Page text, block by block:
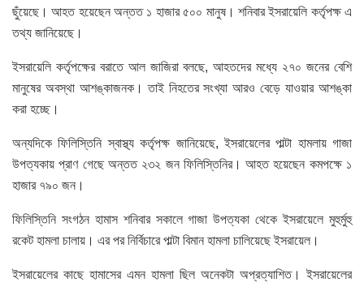
ছুঁয়েছে। আহত হয়েছেন অন্তত ১ হাজার ৫০০ মানুষ। শনিবার ইসরায়েলি কর্তৃপক্ষ এ
তথ্য জানিয়েছে।
ইসরায়েলি কর্তৃপক্ষের বরাতে আল জাজিরা বলছে, আহতদের মধ্যে ২৭০ জনের বেশি
মানুষের অবস্থা আশঙ্কাজনক। তাই নিহতের সংখ্যা আরও বেড়ে যাওয়ার আশঙ্কা
করা হচ্ছে।
অন্যদিকে ফিলিস্তিনি স্বাস্থ্য কর্তৃপক্ষ জানিয়েছে, ইসরায়েলের পাল্টা হামলায় গাজা
উপত্যকায় প্রাণ গেছে অন্তত ২৩২ জন ফিলিস্তিনির। আহত হয়েছেন কমপক্ষে ১
হাজার ৭৯০ জন।
ফিলিস্তিনি সংগঠন হামাস শনিবার সকালে গাজা উপত্যকা থেকে ইসরায়েলে মুহুর্মুহু
রকেট হামলা চালায়। এর পর নির্বিচারে পাল্টা বিমান হামলা চালিয়েছে ইসরায়েল।
ইসরায়েলের কাছে হামাসের এমন হামলা ছিল অনেকটা অপ্রত্যাশিত। ইসরায়েলের